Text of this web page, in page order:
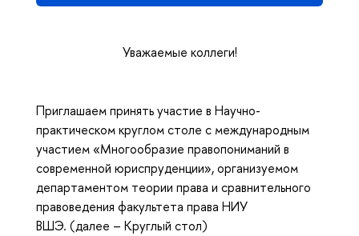
Уважаемые коллеги!
Приглашаем принять участие в Научно-
практическом круглом столе с международным
участием «Многообразие правопониманий в
современной юриспруденции», организуемом
департаментом теории права и сравнительного
правоведения факультета права НИУ
ВШЭ. (далее – Круглый стол)